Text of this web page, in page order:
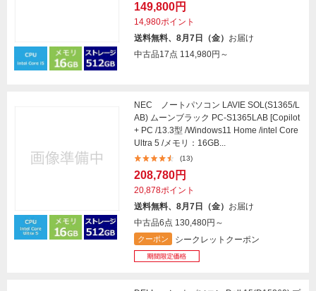
149,800円
14,980ポイント
送料無料、8月7日（金） お届け
中古品17点 114,980円～
NEC ノートパソコン LAVIE SOL(S1365/L
AB) ムーンブラック PC-S1365LAB [Copilot
+ PC /13.3型 /Windows11 Home /intel Core
Ultra 5 /メモリ：16GB...
(13)
208,780円
20,878ポイント
送料無料、8月7日（金） お届け
中古品6点 130,480円～
クーポン シークレットクーポン